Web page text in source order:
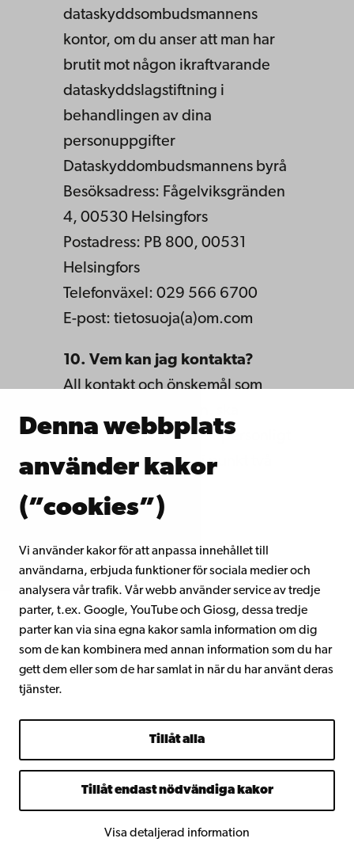
Denna webbplats
använder kakor
(”cookies”)
Vi använder kakor för att anpassa innehållet till
användarna, erbjuda funktioner för sociala medier och
analysera vår trafik. Vår webb använder service av tredje
parter, t.ex. Google, YouTube och Giosg, dessa tredje
parter kan via sina egna kakor samla information om dig
som de kan kombinera med annan information som du har
gett dem eller som de har samlat in när du har använt deras
tjänster.
Tillåt alla
Tillåt endast nödvändiga kakor
Visa detaljerad information
dataskyddsombudsmannens
kontor, om du anser att man har
brutit mot någon ikraftvarande
dataskyddslagstiftning i
behandlingen av dina
personuppgifter
Dataskyddombudsmannens byrå
Besöksadress: Fågelviksgränden
4, 00530 Helsingfors
Postadress: PB 800, 00531
Helsingfors
Telefonväxel: 029 566 6700
E-post: tietosuoja(a)om.com
10. Vem kan jag kontakta?
All kontakt och önskemål som
framföras skriftligt eller personligt
till kontaktpersonen i punkt två
20500 Åbo
Strandgatan 2